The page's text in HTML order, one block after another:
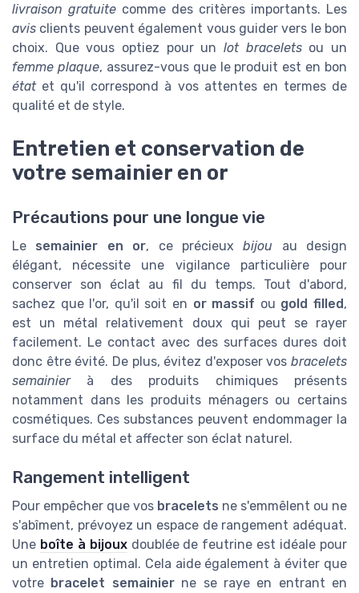
livraison gratuite comme des critères importants. Les
avis clients peuvent également vous guider vers le bon
choix. Que vous optiez pour un lot braceletsou un
femme plaque, assurez-vous que le produit est en bon
étatet qu'il correspond à vos attentes en termes de
qualité et de style.
Entretien et conservation de
votre semainier en or
Précautions pour une longue vie
Le semainier en or, ce précieuxbijou au design
élégant, nécessite une vigilance particulière pour
conserver son éclat au fil du temps. Tout d'abord,
sachez que l'or, qu'il soit en or massif ou gold filled,
est un métal relativement doux qui peut se rayer
facilement. Le contact avec des surfaces dures doit
donc être évité. De plus, évitez d'exposer vos bracelets
semainierà des produits chimiques présents
notamment dans les produits ménagers ou certains
cosmétiques. Ces substances peuvent endommager la
surface du métal et affecter son éclat naturel.
Rangement intelligent
Pour empêcher que vos bracelets ne s'emmêlent ou ne
s'abîment, prévoyez un espace de rangement adéquat.
Une boîte à bijouxdoublée de feutrine est idéale pour
un entretien optimal. Cela aide également à éviter que
votre bracelet semainierne se raye en entrant en